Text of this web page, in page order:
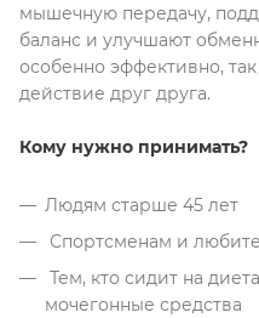
мышечную передачу,
баланс и улучшают
особенно эффективно,
действие друг друга.
Кому нужно принимать?
Людям старше 45 лет
Спортсменам и
Тем, кто сидит на
мочегонные средства